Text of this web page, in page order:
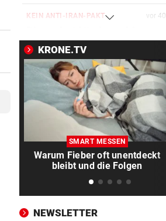
KEIN ANTI-IRAN-PAKT vor
Militär-Bündnis
TOUR DE FRANCE – DAMEN vor
Polin Niewiadoma
Mont Ventoux
BIS ZU 10.000 EURO vor
Diese Fehler kosten im
Vermögen
Austria und SKN hoffen auf
ins CL-Playoff
KRONE.TV
SMART MESSEN
Warum Fieber oft unentdeckt
bleibt und die Folgen
NEWSLETTER